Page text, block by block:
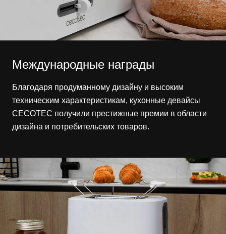
Международные награды
Благодаря продуманному дизайну и высоким
техническим характеристикам, кухонные девайсы
CECOTEC получили престижные премии в области
дизайна и потребительских товаров.